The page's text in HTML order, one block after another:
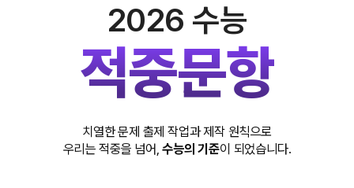
2026 수능
적중문항
치열한 문제 출제 작업과 제작 원칙으로
우리는 적중을 넘어,수능의 기준이 되었습니다.